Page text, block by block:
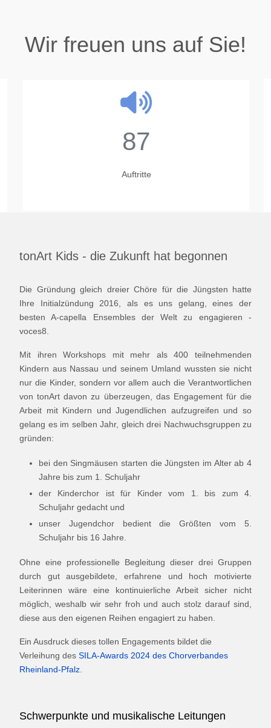
Wir freuen uns auf Sie!
87
Auftritte
tonArt Kids - die Zukunft hat begonnen
Die Gründung gleich dreier Chöre für die Jüngsten hatte
Ihre Initialzündung 2016, als es uns gelang, eines der
besten A-capella Ensembles der Welt zu engagieren -
voces8.
Mit ihren Workshops mit mehr als 400 teilnehmenden
Kindern aus Nassau und seinem Umland wussten sie nicht
nur die Kinder, sondern vor allem auch die Verantwortlichen
von tonArt davon zu überzeugen, das Engagement für die
Arbeit mit Kindern und Jugendlichen aufzugreifen und so
gelang es im selben Jahr, gleich drei Nachwuchsgruppen zu
gründen:
bei den Singmäusen starten die Jüngsten im Alter ab 4
Jahre bis zum 1. Schuljahr
der Kinderchor ist für Kinder vom 1. bis zum 4.
Schuljahr gedacht und
unser Jugendchor bedient die Größten vom 5.
Schuljahr bis 16 Jahre.
Ohne eine professionelle Begleitung dieser drei Gruppen
durch gut ausgebildete, erfahrene und hoch motivierte
Leiterinnen wäre eine kontinuierliche Arbeit sicher nicht
möglich, weshalb wir sehr froh und auch stolz darauf sind,
diese aus den eigenen Reihen engagiert zu haben.
Ein Ausdruck dieses tollen Engagements bildet die
Verleihung des SILA-Awards 2024 des Chorverbandes
Rheinland-Pfalz
Schwerpunkte und musikalische Leitungen